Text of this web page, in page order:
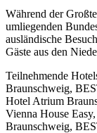
Während der
umliegenden
ausländische
Gäste aus den
Teilnehmende
Braunschweig,
Hotel Atrium
Vienna House
Braunschweig,